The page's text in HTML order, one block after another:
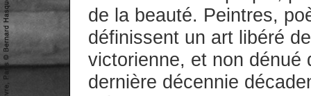
de la beauté. Peintres,
définissent un art libéré
victorienne, et non dénué
dernière décennie